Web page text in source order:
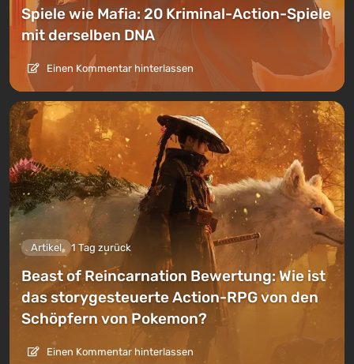
Spiele wie Mafia: 20 Kriminal-Action-Spiele
mit derselben DNA
Einen Kommentar hinterlassen
Artikel 1 Tag zurück
Beast of Reincarnation Bewertung: Wie ist
das storygesteuerte Action-RPG von den
Schöpfern von Pokemon?
Einen Kommentar hinterlassen